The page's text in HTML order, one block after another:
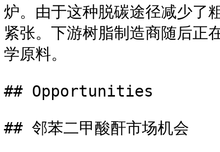
炉。由于这种脱碳途径减少了
紧张。下游树脂制造商随后正
学原料。
## Opportunities
## 邻苯二甲酸酐市场机会